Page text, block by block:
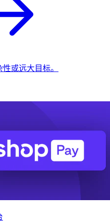
或远大目标。